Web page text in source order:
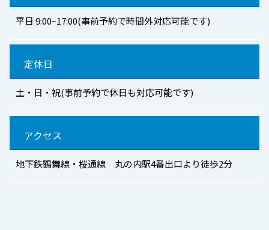
平日 9:00~17:00(事前予約で時間外対応可能です)
定休日
土・日・祝(事前予約で休日も対応可能です)
アクセス
地下鉄鶴舞線・桜通線 丸の内駅4番出口より徒歩2分